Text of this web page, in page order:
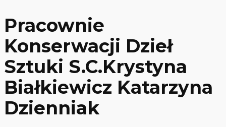
Pracownie
Konserwacji Dzieł
Sztuki S.C.Krystyna
Białkiewicz Katarzyna
Dzienniak